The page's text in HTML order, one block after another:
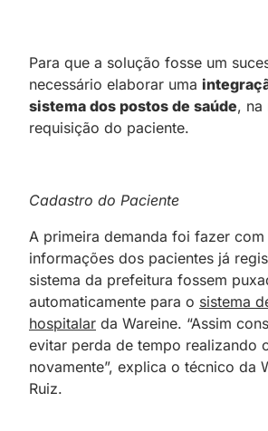
Para que a solução fosse um
necessário elaborar uma
sistema dos postos de saúde, na
requisição do paciente.
Cadastro do Paciente
A primeira demanda foi fazer com
informações dos pacientes já
sistema da prefeitura fossem
automaticamente para o sistema
hospitalar da Wareine. “Assim
evitar perda de tempo realizando
novamente”, explica o técnico da
Ruiz.